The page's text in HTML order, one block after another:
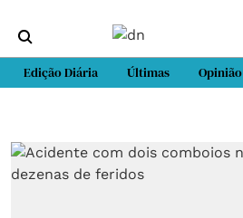
Edição Diária Últimas Opinião